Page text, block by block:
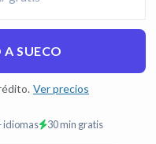
A SUECO
Ver precios
idiomas 30 min gratis